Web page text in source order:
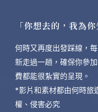
「你想去的，我為你
何時又再度出發踩線，
新走過一趟，確保你參
費都能很紮實的呈現。
*影片和素材都由何時旅
權、侵害必究